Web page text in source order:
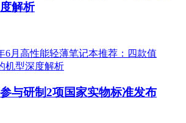
解析
与研制2项国家实物标准发布